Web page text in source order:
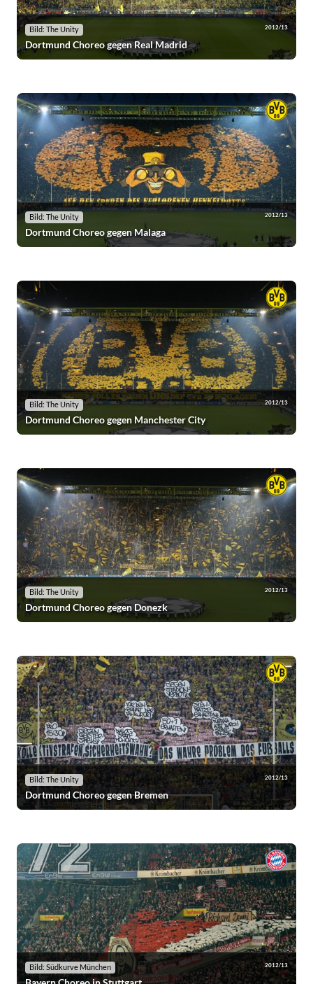
Bild: The Unity 2012/13
Dortmund Choreo gegen Real Madrid
Bild: The Unity 2012/13
Dortmund Choreo gegen Malaga
Bild: The Unity 2012/13
Dortmund Choreo gegen Manchester City
Bild: The Unity 2012/13
Dortmund Choreo gegen Donezk
Bild: The Unity 2012/13
Dortmund Choreo gegen Bremen
Bild: Südkurve München 2012/13